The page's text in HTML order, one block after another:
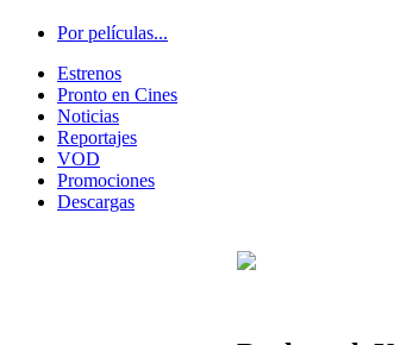
Por películas...
Estrenos
Pronto en Cines
Noticias
Reportajes
VOD
Promociones
Descargas